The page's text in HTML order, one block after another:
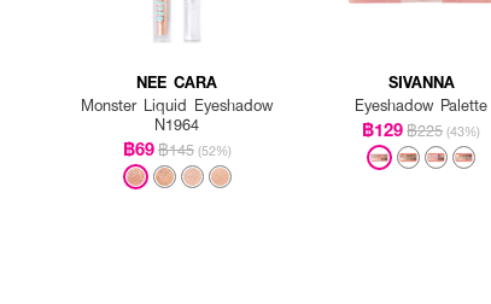
NEE CARA
Monster Liquid Eyeshadow
N1964
฿69฿145 (52%)
SIVANNA
Eyeshadow Palette
฿129฿225 (43%)